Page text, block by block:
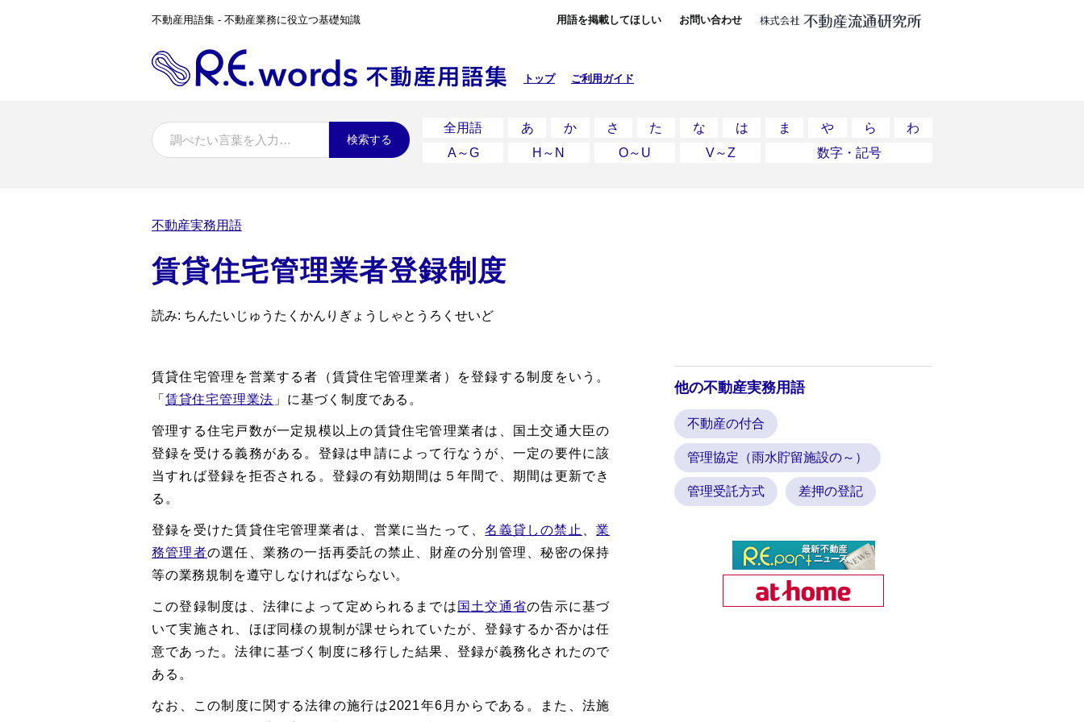
不動産用語集 - 不動産業務に役立つ基礎知識 用語を掲載してほしい お問い合わせ
トップ ご利用ガイド
検索する
全用語 あ か さ た な は ま や ら
わ
A～G
H～N O～U V～Z 数字・記号
不動産実務用語
賃貸住宅管理業者登録制度
読み: ちんたいじゅうたくかんりぎょうしゃとうろくせいど
賃貸住宅管理を営業する者（賃貸住宅管理業者）を登録する制度をいう。
「 賃貸住宅管理業法 」に基づく制度である。
管理する住宅戸数が一定規模以上の賃貸住宅管理業者は、国土交通大臣の
登録を受ける義務がある。登録は申請によって行なうが、一定の要件に該
当すれば登録を拒否される。登録の有効期間は５年間で、期間は更新でき
る。
登録を受けた賃貸住宅管理業者は、営業に当たって、名義貸しの禁止 、業
務管理者の選任、業務の一括再委託の禁止、財産の分別管理、秘密の保持
等の業務規制を遵守しなければならない。
この登録制度は、法律によって定められるまでは 国土交通省の告示に基づ
いて実施され、ほぼ同様の規制が課せられていたが、登録するか否かは任
意であった。法律に基づく制度に移行した結果、登録が義務化されたので
ある。
なお、この制度に関する法律の施行は2021年6月からである。また、法施
他の不動産実務用語
不動産の付合
管理協定（雨水貯留施設の～）
管理受託方式 差押の登記